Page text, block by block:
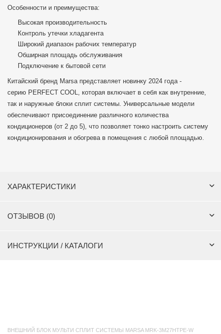
Особенности и преимущества:
Высокая производительность
Контроль утечки хладагента
Широкий диапазон рабочих температур
Обширная площадь обслуживания
Подключение к бытовой сети
Китайский бренд Marsa представляет новинку 2024 года -
серию PERFECT COOL, которая включает в себя как внутренние,
так и наружные блоки сплит системы. Универсальные модели
обеспечивают присоединение различного количества
кондиционеров (от 2 до 5), что позволяет тонко настроить систему
кондиционирования и обогрева в помещения с любой площадью.
ХАРАКТЕРИСТИКИ
ОТЗЫВОВ (0)
ИНСТРУКЦИИ / КАТАЛОГИ
ВНЕШНИЙ БЛОК МУЛЬТИ СПЛИТ СИСТЕМЫ MARSA MRK-3M27HTPE-W